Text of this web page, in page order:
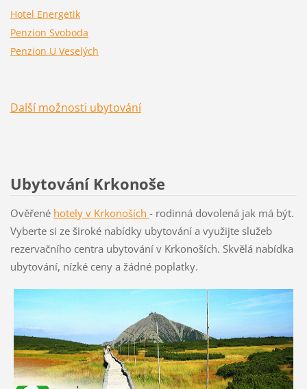
Hotel Energetik
Penzion Svoboda
Penzion U Veselých
Další možnosti ubytování
Ubytování Krkonoše
Ověřené hotely v Krkonoších - rodinná dovolená jak má být.
Vyberte si ze široké nabídky ubytování a využijte služeb
rezervačního centra ubytování v Krkonoších. Skvělá nabídka
ubytování, nízké ceny a žádné poplatky.